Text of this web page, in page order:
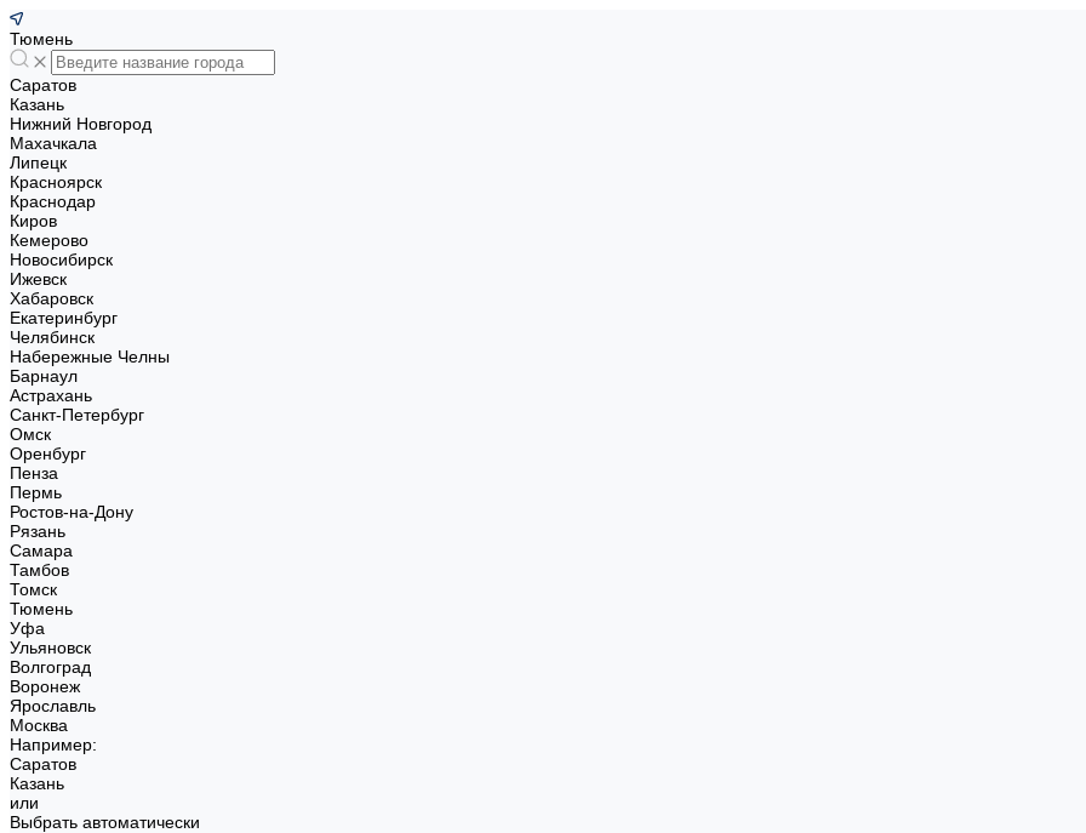
Тюмень
Саратов
Казань
Нижний Новгород
Махачкала
Липецк
Красноярск
Краснодар
Киров
Кемерово
Новосибирск
Ижевск
Хабаровск
Екатеринбург
Челябинск
Набережные Челны
Барнаул
Астрахань
Санкт-Петербург
Омск
Оренбург
Пенза
Пермь
Ростов-на-Дону
Рязань
Самара
Тамбов
Томск
Тюмень
Уфа
Ульяновск
Волгоград
Воронеж
Ярославль
Москва
Например:
Саратов
Казань
или
Выбрать автоматически